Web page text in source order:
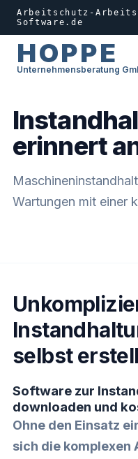
Arbeitschutz-
Software.de
HOPPE
Unternehmensberatung
erinnert
Wartungen mit einer
selbst
Software zur
downloaden und
Ohne den Einsatz
sich die komplexen